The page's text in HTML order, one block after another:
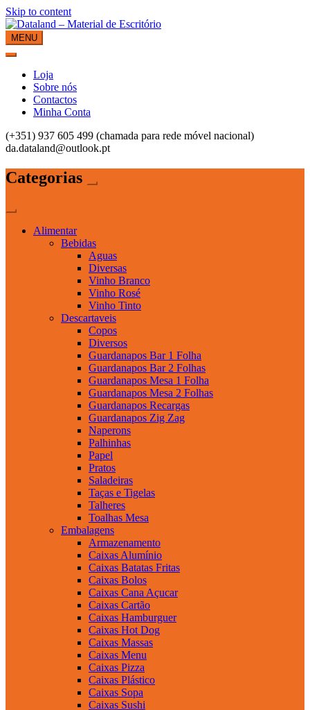
Skip to content
Dataland – Material de Escritório
Material de Escritório
MENU
Loja
Sobre nós
Contactos
Minha Conta
(+351) 937 605 499 (chamada para rede móvel nacional)
da.dataland@outlook.pt
Categorias
Alimentar
Bebidas
Aguas
Diversas
Vinho Branco
Vinho Rosé
Vinho Tinto
Descartaveis
Copos
Diversos
Guardanapos Bar 1 Folha
Guardanapos Bar 2 Folhas
Guardanapos Mesa 1 Folha
Guardanapos Mesa 2 Folhas
Guardanapos Recargas
Guardanapos Zig Zag
Naperons
Palhinhas
Papel
Pratos
Saladeiras
Taças e Tigelas
Talheres
Toalhas Mesa
Embalagens
Armazenamento
Caixas Alumínio
Caixas Batatas Fritas
Caixas Bolos
Caixas Cana Açucar
Caixas Cartão
Caixas Hamburguer
Caixas Hot Dog
Caixas Massas
Caixas Menu
Caixas Pizza
Caixas Plástico
Caixas Sopa
Caixas Sushi